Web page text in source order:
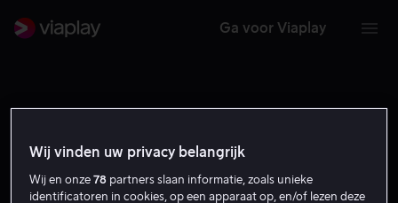
Ga voor Viaplay
Wij vinden uw privacy belangrijk
Wij en onze78 partners slaan informatie, zoals unieke
identificatoren in cookies, op een apparaat op, en/of lezen deze